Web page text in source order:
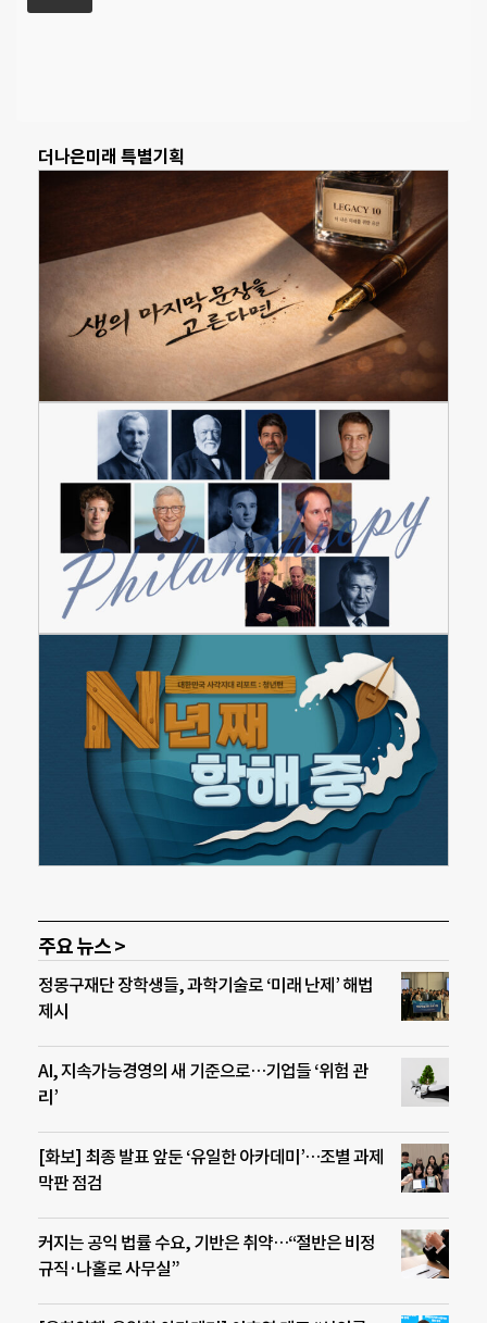
더나은미래 특별기획
주요 뉴스 >
정몽구재단 장학생들, 과학기술로 ‘미래 난제’ 해법
제시
AI, 지속가능경영의 새 기준으로…기업들 ‘위험 관
리’
[화보] 최종 발표 앞둔 ‘유일한 아카데미’…조별 과제
막판 점검
커지는 공익 법률 수요, 기반은 취약…“절반은 비정
규직·나홀로 사무실”